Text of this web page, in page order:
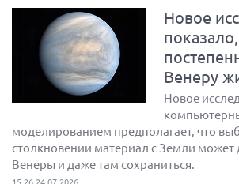
Новое
Венеру
Новое
моделированием предполагает, что
столкновении материал с Земли может
Венеры и даже там сохраниться.